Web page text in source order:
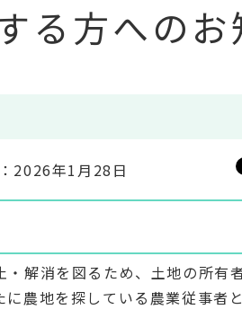
る方へのお
2026年1月28日
解消を図るため、土地の所有
農地を探している農業従事者